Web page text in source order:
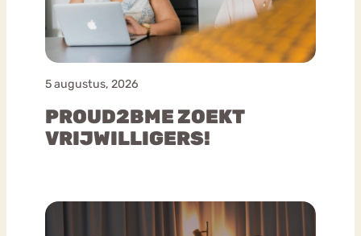
5 augustus, 2026
PROUD2BME ZOEKT
VRIJWILLIGERS!